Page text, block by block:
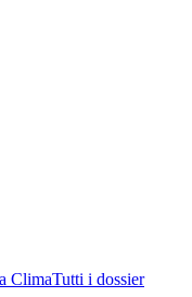
ClimaTutti i dossier